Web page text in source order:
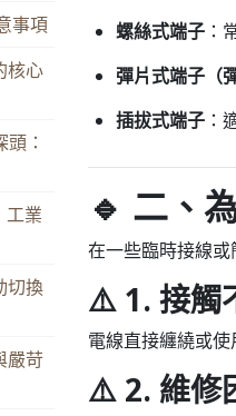
事項
核心
：
工業
切換
嚴苛
螺絲式端子：
彈片式端子（
插拔式端子：
🔹 二、
在一些臨時接線
⚠️ 1. 接觸
電線直接纏繞或
⚠️ 2. 維修